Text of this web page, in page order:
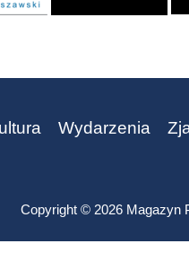
Wydarzenia
Copyright © 2026 Magazyn